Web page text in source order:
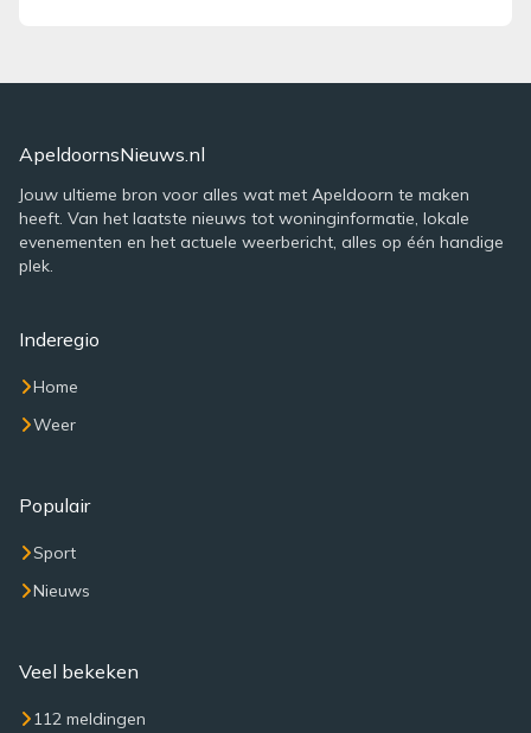
ApeldoornsNieuws.nl
Jouw ultieme bron voor alles wat met Apeldoorn te maken
heeft. Van het laatste nieuws tot woninginformatie, lokale
evenementen en het actuele weerbericht, alles op één handige
plek.
Inderegio
Home
Weer
Populair
Sport
Nieuws
Veel bekeken
112 meldingen